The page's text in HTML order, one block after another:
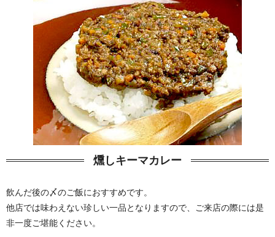
燻しキーマカレー
飲んだ後の〆のご飯におすすめです。
他店では味わえない珍しい一品となりますので、ご来店の際には是
非一度ご堪能ください。